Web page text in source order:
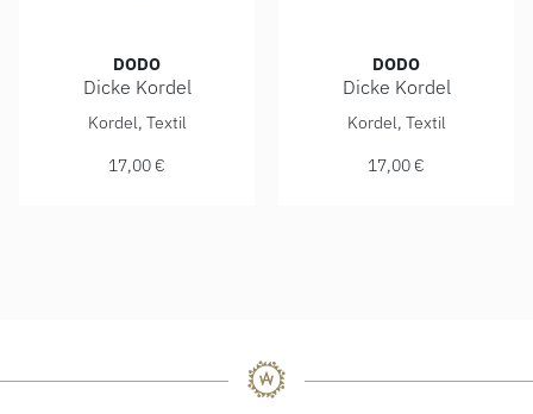
DODO
Dicke Kordel
DoDo Dicke Kordel, Ref: DDA6000-CORDL-TANAG, Preis:
Kordel, Textil
17,00 €
DODO
Dicke Kordel
DoDo Dicke Kordel, Ref:
Kordel, Textil
17,00 €